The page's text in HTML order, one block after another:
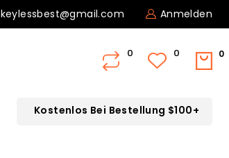
keylessbest@gmail.com Anmelden
0
Kostenlos Bei Bestellung $100+